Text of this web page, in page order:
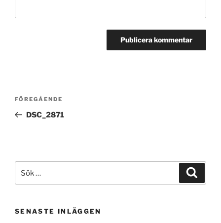
Inläggsnavigering
Föregående
inlägg
FÖREGÅENDE
DSC_2871
efter:
SENASTE INLÄGGEN